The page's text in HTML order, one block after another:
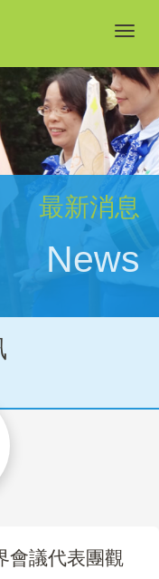
最新消息
News
會議代表團觀